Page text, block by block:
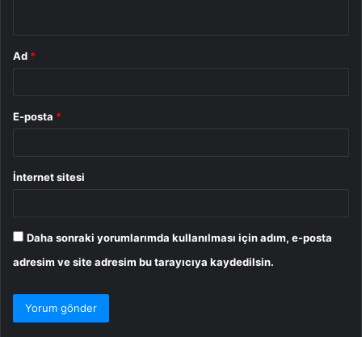
Ad *
E-posta *
İnternet sitesi
Daha sonraki yorumlarımda kullanılması için adım, e-posta
adresim ve site adresim bu tarayıcıya kaydedilsin.